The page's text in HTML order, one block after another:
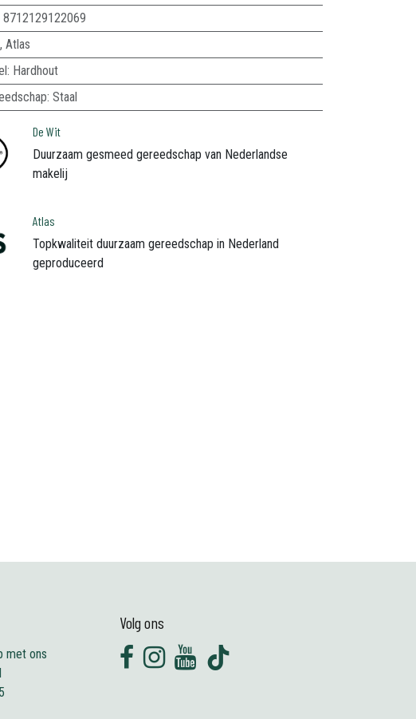
8712129122069
Atlas
: Hardhout
: Staal
De Wit
Duurzaam gesmeed gereedschap van Nederlandse
makelij
Atlas
Topkwaliteit duurzaam gereedschap in Nederland
geproduceerd
met ons
Volg ons